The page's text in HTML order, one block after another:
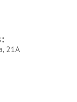
21А